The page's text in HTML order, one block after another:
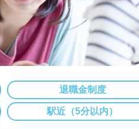
退職金制度
駅近（5分以内）